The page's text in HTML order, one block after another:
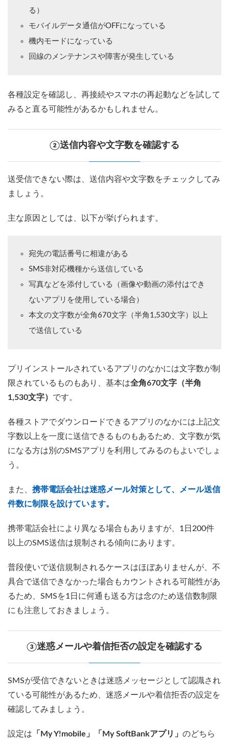
る）
モバイルデータ通信がOFFになっている
機内モードになっている
回線のメンテナンスや障害が発生している
各種設定を確認し、再接続やスマホの再起動などを試して
みると直る可能性があるかもしれません。
②送信内容や文字数を確認する
送受信できない際は、送信内容や文字数をチェックしてみ
ましょう。
主な原因としては、以下が挙げられます。
宛先の電話番号に相違がある
SMS非対応機種から送信している
写真などを添付している（画像や動画の添付はでき
ないアプリを使用している場合）
本文の文字数が全角670文字（半角1,530文字）以上
で送信している
プリインストールされているアプリのなかには文字数が制
限されているものもあり、基本は全角670文字（半角
1,530文字） です。
各種ストアでダウンロードできるアプリのなかには上記文
字数以上を一度に送信できるものもあるため、文字数が気
になる方は別のSMSアプリを利用してみるのもよいでしょ
う。
また、 携帯電話会社は迷惑メール対策として、メール送信
件数に制限を設けています。
携帯電話会社により異なる場合もありますが、1日200件
以上のSMS送信は規制される傾向にあります。
普段使いで送信規制されるケースはほぼありませんが、不
具合で送信できなかった場合もカウントされる可能性があ
るため、SMSを1日に何通も送る方は念のため送信数制限
にも注意しておきましょう。
③迷惑メールや着信拒否の設定を確認する
SMSが受信できないときは迷惑メッセージとして認識され
ている可能性があるため、迷惑メールや着信拒否の設定を
確認してみましょう。
設定は 「My Y!mobile」「My SoftBankアプリ」 のどちら